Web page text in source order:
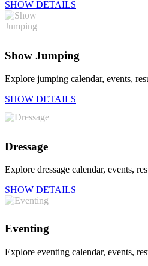
SHOW DETAILS
Show Jumping
Explore jumping calendar, events,
SHOW DETAILS
Dressage
Explore dressage calendar, events,
SHOW DETAILS
Eventing
Explore eventing calendar, events,